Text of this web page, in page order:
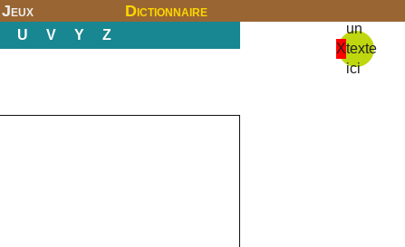
Jeux Dictionnaire
X
un
texte
ici
U V Y Z